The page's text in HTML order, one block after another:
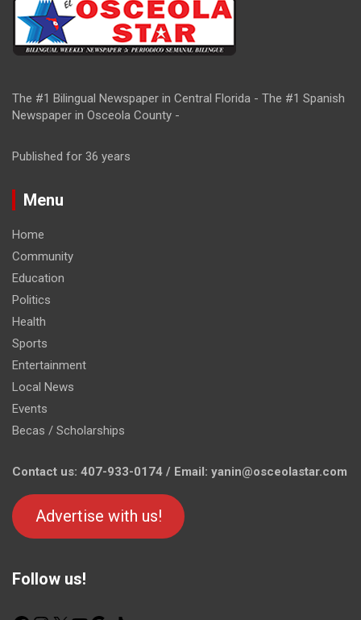
The #1 Bilingual Newspaper in Central Florida - The #1 Spanish
Newspaper in Osceola County -
Published for 36 years
Menu
Home
Community
Education
Politics
Health
Sports
Entertainment
Local News
Events
Becas / Scholarships
Contact us: 407-933-0174 / Email: yanin@osceolastar.com
Advertise with us!
Follow us!